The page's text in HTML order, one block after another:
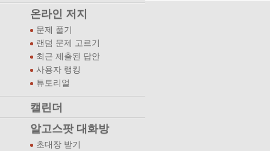
온라인 저지
문제 풀기
랜덤 문제 고르기
최근 제출된 답안
사용자 랭킹
튜토리얼
캘린더
알고스팟 대화방
초대장 받기